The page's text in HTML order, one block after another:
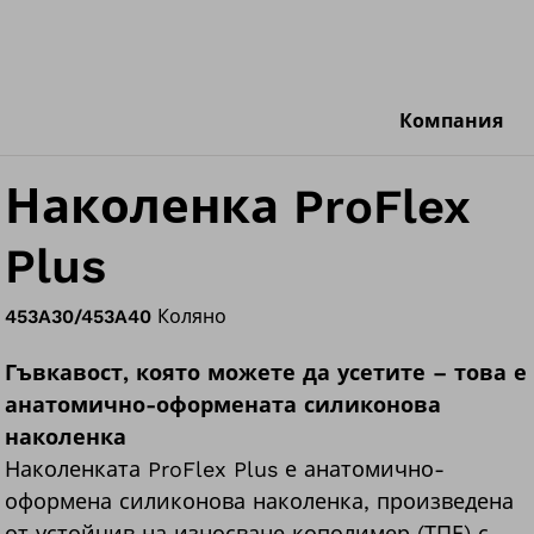
Компания
Наколенка ProFlex
Plus
453A30/453A40 Коляно
Гъвкавост, която можете да усетите – това е
анатомично-оформената силиконова
наколенка
Наколенката ProFlex Plus е анатомично-
оформена силиконова наколенка, произведена